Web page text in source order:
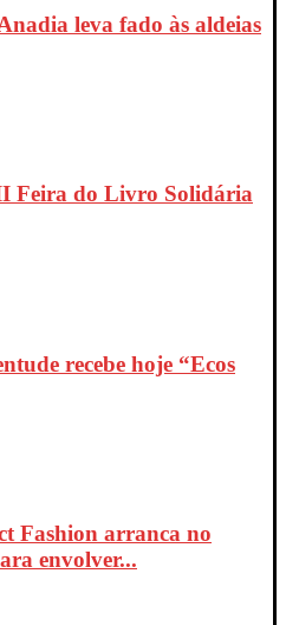
leva fado às aldeias
Feira do Livro Solidária
recebe hoje “Ecos
Fashion arranca no
envolver...